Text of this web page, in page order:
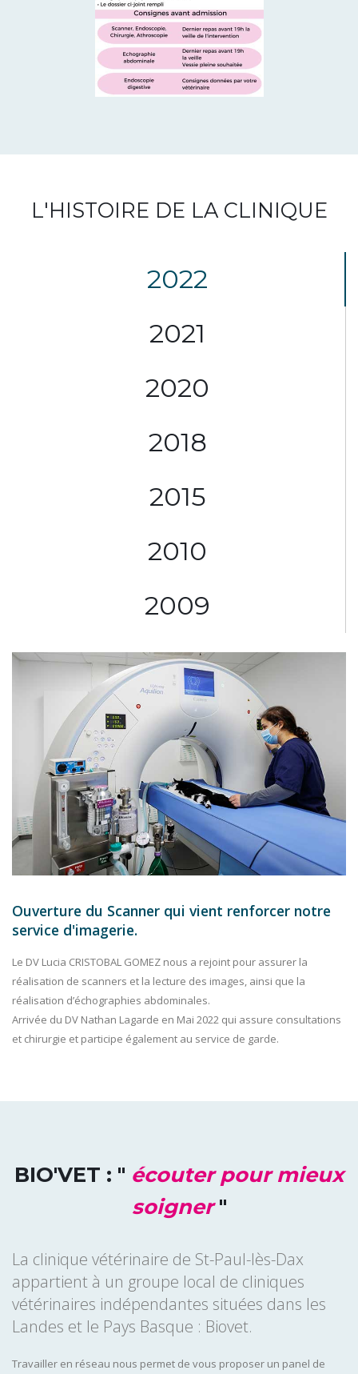
L'HISTOIRE DE LA CLINIQUE
2022
2021
2020
2018
2015
2010
2009
Ouverture du Scanner qui vient renforcer notre
service d'imagerie.
Le DV Lucia CRISTOBAL GOMEZ nous a rejoint pour assurer la
réalisation de scanners et la lecture des images, ainsi que la
réalisation d’échographies abdominales.
Arrivée du DV Nathan Lagarde en Mai 2022 qui assure consultations
et chirurgie et participe également au service de garde.
BIO'VET : " écouter pour mieux
soigner"
La clinique vétérinaire de St-Paul-lès-Dax
appartient à un groupe local de cliniques
vétérinaires indépendantes situées dans les
Landes et le Pays Basque : Biovet.
Travailler en réseau nous permet de vous proposer un panel de